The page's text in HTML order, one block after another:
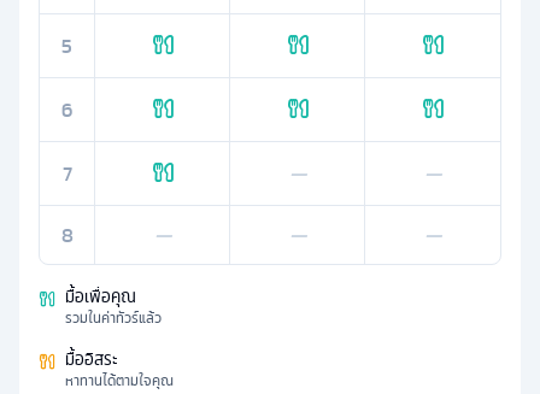
5
6
7 —
—
8
— — —
มื้อเพื่อคุณ
รวมในค่าทัวร์แล้ว
มื้ออิสระ
หาทานได้ตามใจคุณ